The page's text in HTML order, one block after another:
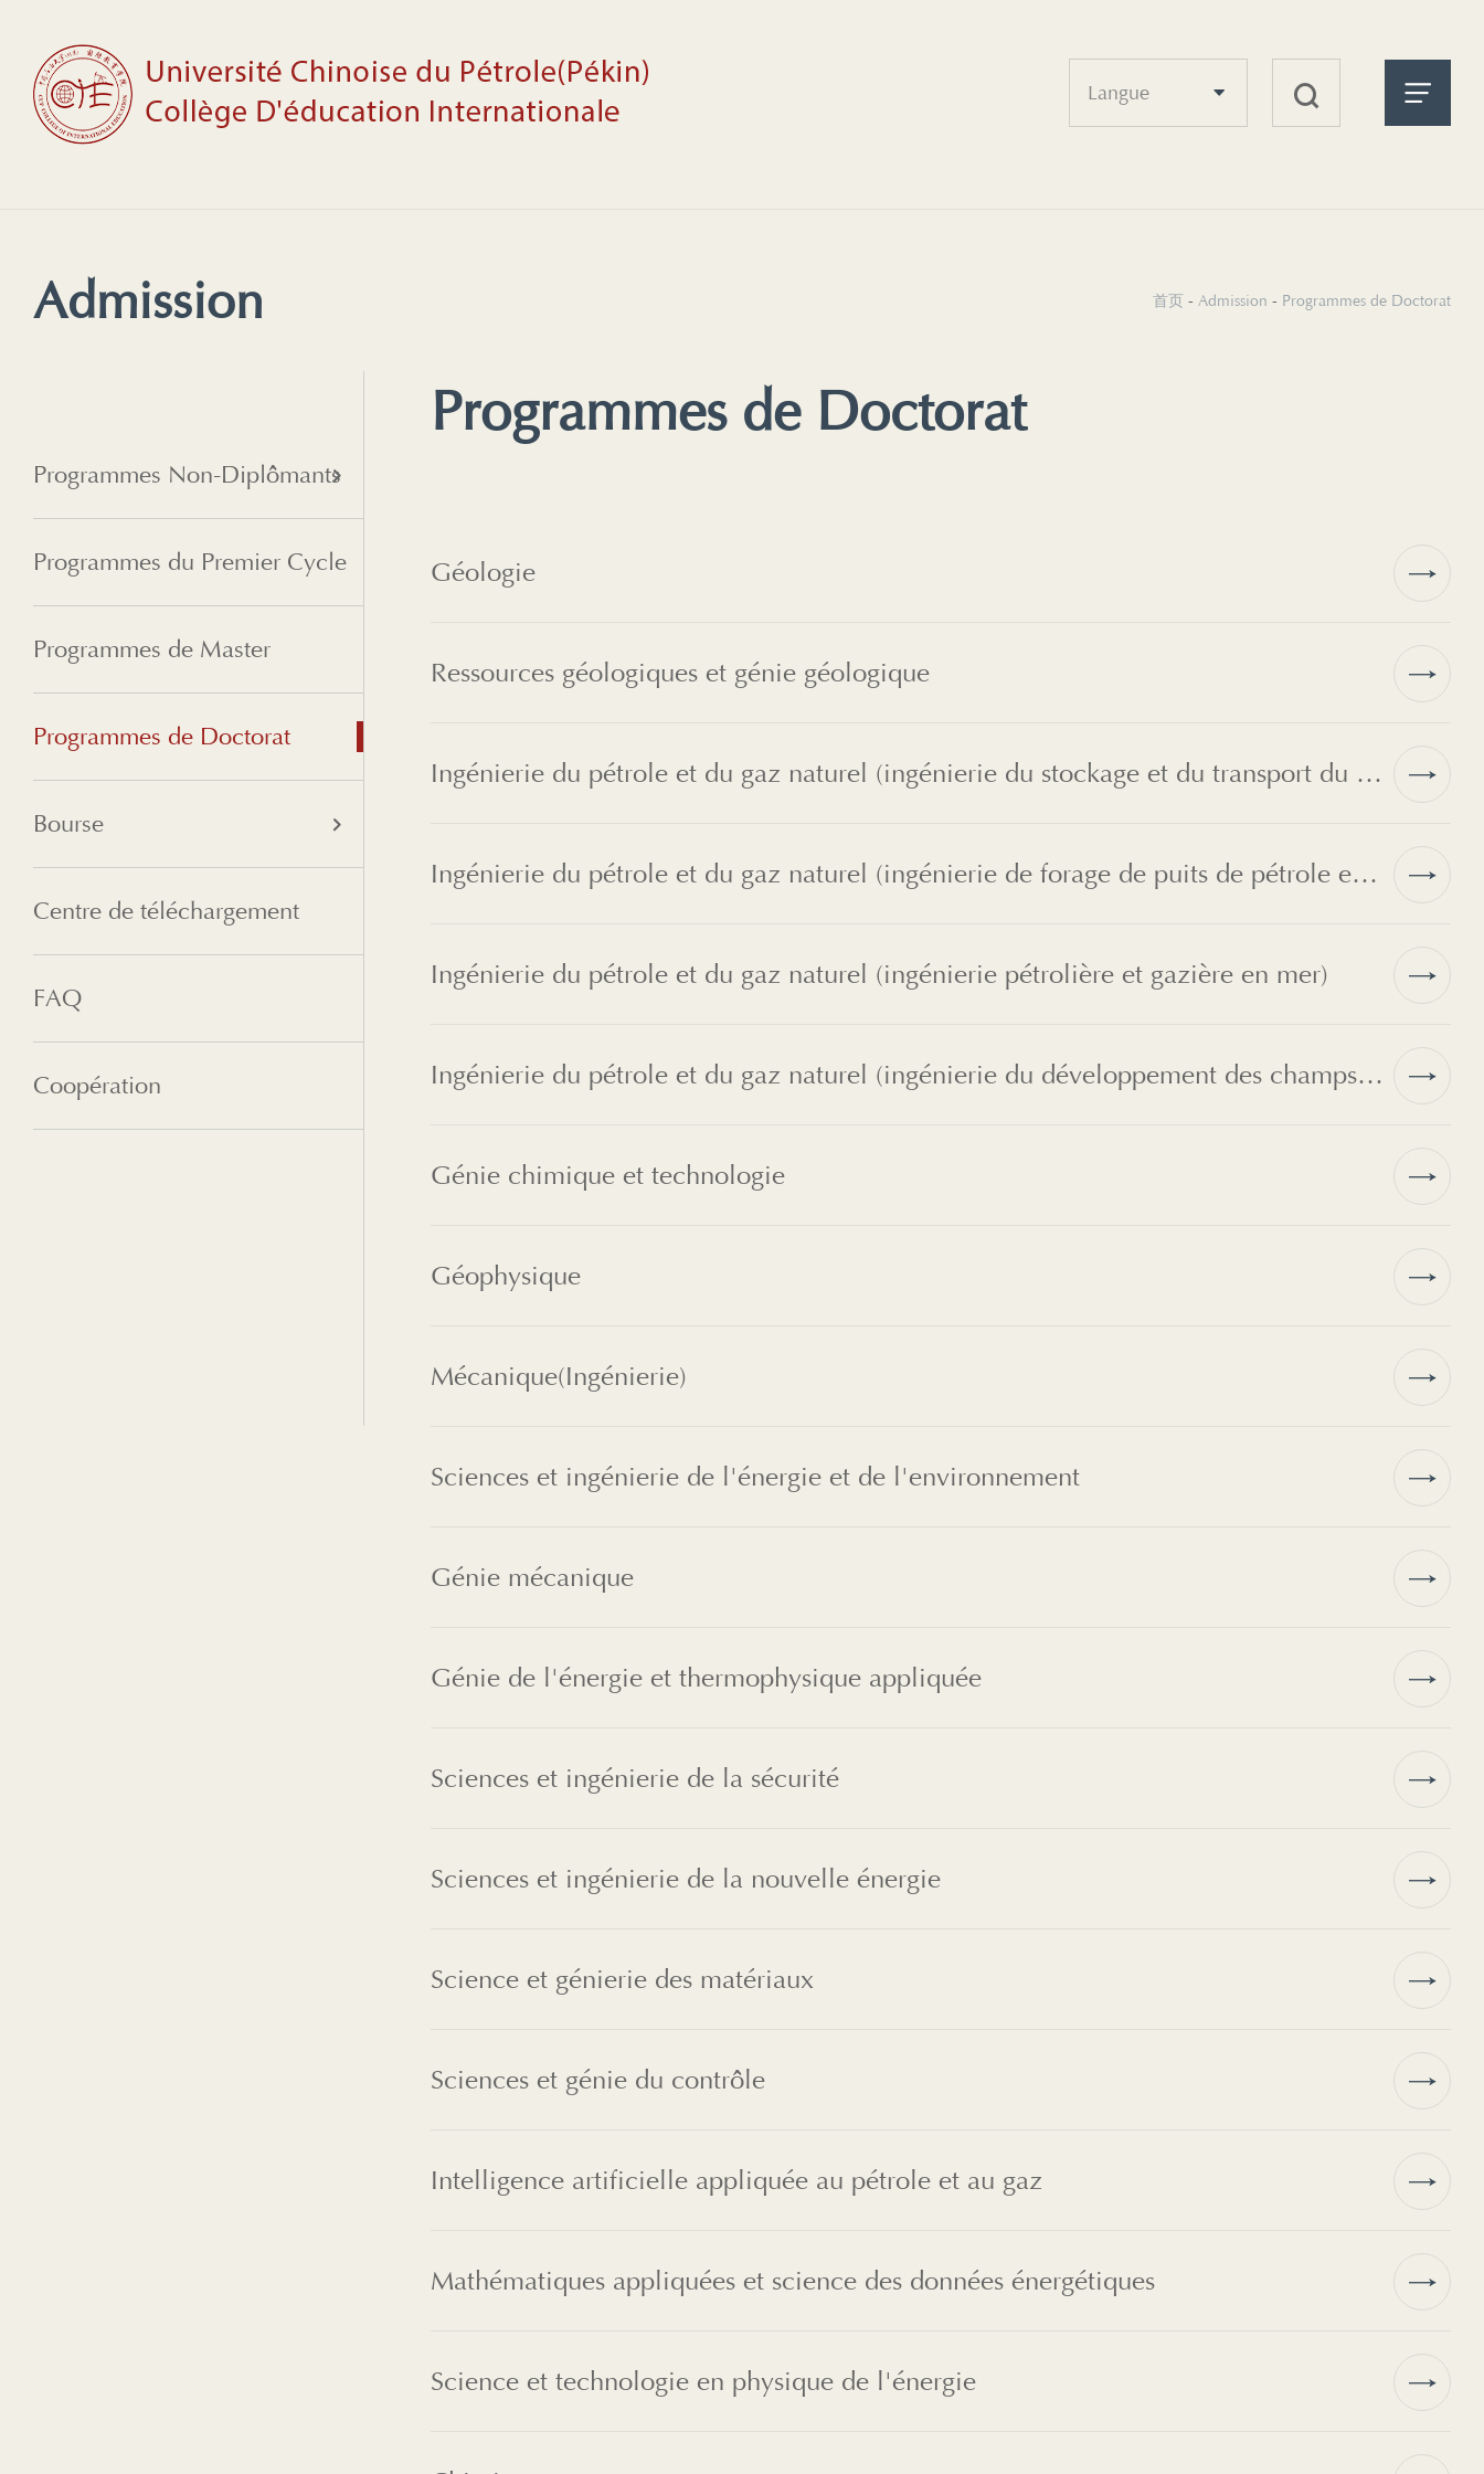
Langue
Admission
Programmes Non-Diplômants
Programmes du Premier Cycle
Programmes de Master
Programmes de Doctorat
Bourse
Centre de téléchargement
FAQ
Coopération
首页 - Admission - Programmes de Doctorat
Programmes de Doctorat
Géologie
Ressources géologiques et génie géologique
Ingénierie du pétrole et du gaz naturel (ingénierie du stockage et du transport du pétrole et du gaz)
Ingénierie du pétrole et du gaz naturel (ingénierie de forage de puits de pétrole et de gaz)
Ingénierie du pétrole et du gaz naturel (ingénierie pétrolière et gazière en mer)
Ingénierie du pétrole et du gaz naturel (ingénierie du développement des champs pétroliers et gaziers)
Génie chimique et technologie
Géophysique
Mécanique(Ingénierie)
Sciences et ingénierie de l'énergie et de l'environnement
Génie mécanique
Génie de l'énergie et thermophysique appliquée
Sciences et ingénierie de la sécurité
Sciences et ingénierie de la nouvelle énergie
Science et génierie des matériaux
Sciences et génie du contrôle
Intelligence artificielle appliquée au pétrole et au gaz
Mathématiques appliquées et science des données énergétiques
Science et technologie en physique de l'énergie